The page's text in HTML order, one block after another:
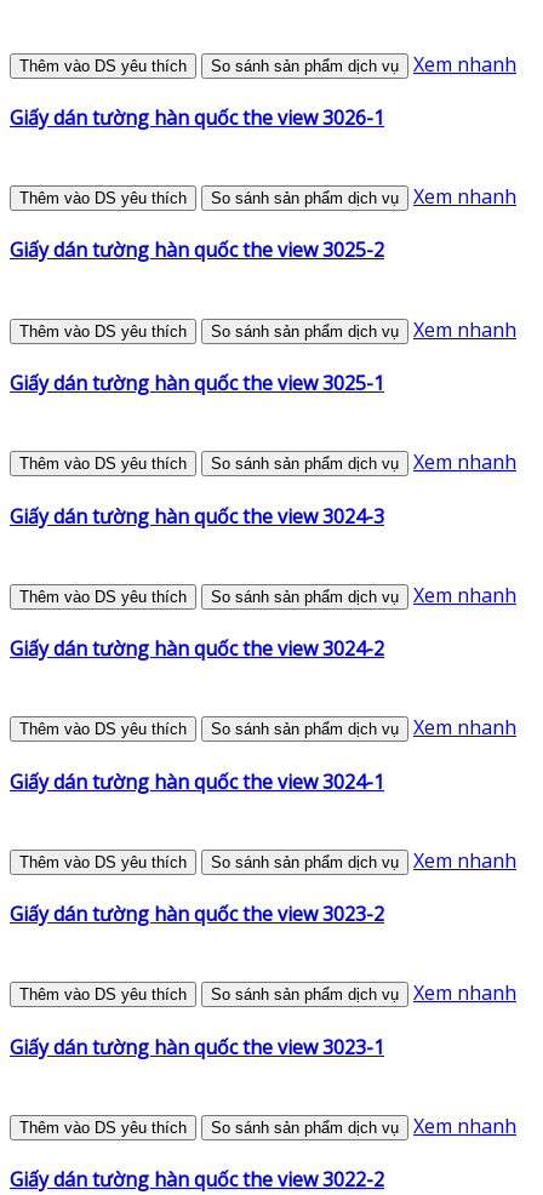
Thêm vào DS yêu thích So sánh sản phẩm dịch vụ Xem nhanh
Giấy dán tường hàn quốc the view 3026-1
Thêm vào DS yêu thích So sánh sản phẩm dịch vụ Xem nhanh
Giấy dán tường hàn quốc the view 3025-2
Thêm vào DS yêu thích So sánh sản phẩm dịch vụ Xem nhanh
Giấy dán tường hàn quốc the view 3025-1
Thêm vào DS yêu thích So sánh sản phẩm dịch vụ Xem nhanh
Giấy dán tường hàn quốc the view 3024-3
Thêm vào DS yêu thích So sánh sản phẩm dịch vụ Xem nhanh
Giấy dán tường hàn quốc the view 3024-2
Thêm vào DS yêu thích So sánh sản phẩm dịch vụ Xem nhanh
Giấy dán tường hàn quốc the view 3024-1
Thêm vào DS yêu thích So sánh sản phẩm dịch vụ Xem nhanh
Giấy dán tường hàn quốc the view 3023-2
Thêm vào DS yêu thích So sánh sản phẩm dịch vụ Xem nhanh
Giấy dán tường hàn quốc the view 3023-1
Thêm vào DS yêu thích So sánh sản phẩm dịch vụ Xem nhanh
Giấy dán tường hàn quốc the view 3022-2